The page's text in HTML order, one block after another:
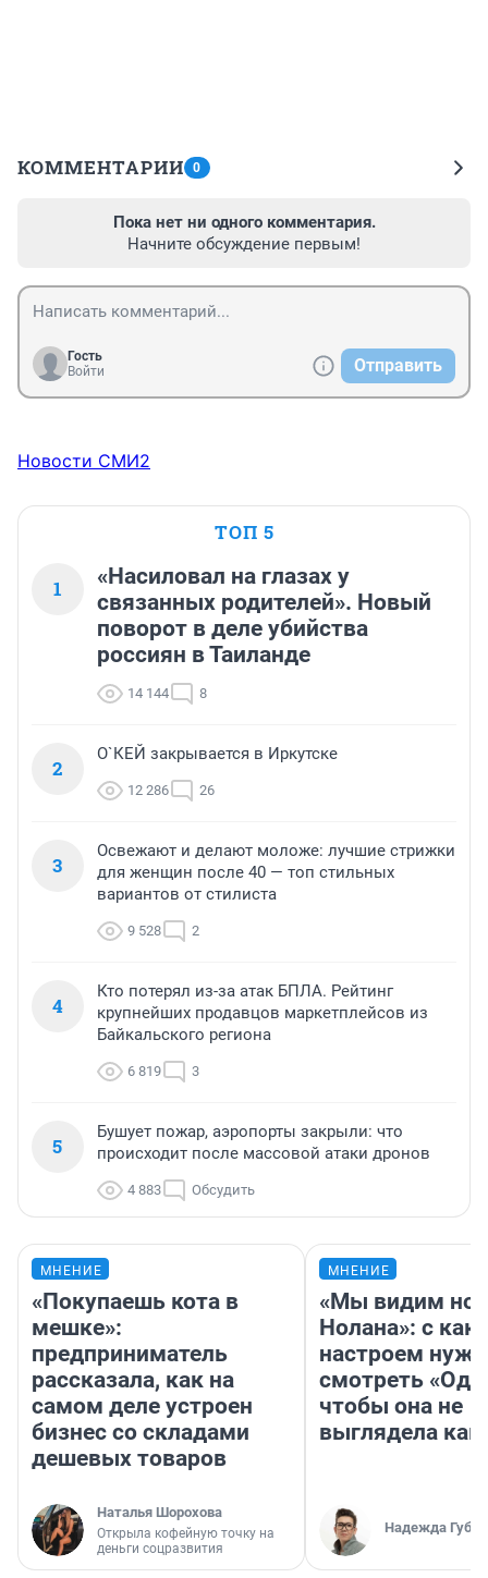
КОММЕНТАРИИ 0
Пока нет ни одного комментария.
Начните обсуждение первым!
Гость
Войти
Отправить
Новости СМИ2
ТОП 5
1
«Насиловал на глазах у
связанных родителей». Новый
поворот в деле убийства
россиян в Таиланде
14 144 8
2
О`КЕЙ закрывается в Иркутске
12 286 26
3
Освежают и делают моложе: лучшие стрижки
для женщин после 40 — топ стильных
вариантов от стилиста
9 528 2
4
Кто потерял из-за атак БПЛА. Рейтинг
крупнейших продавцов маркетплейсов из
Байкальского региона
6 819 3
5
Бушует пожар, аэропорты закрыли: что
происходит после массовой атаки дронов
4 883 Обсудить
МНЕНИЕ
«Покупаешь кота в
мешке»:
предприниматель
рассказала, как на
самом деле устроен
бизнес со складами
дешевых товаров
Наталья Шорохова
Открыла кофейную точку на
деньги соцразвития
МНЕНИЕ
«Мы видим
Нолана»: с
настроем
смотреть
чтобы она не
выглядела как
Надежда